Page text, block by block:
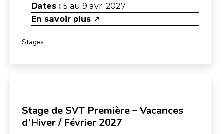
Dates : 5 au 9 avr. 2027
En savoir plus ↗
Catégorisé
Stages
Stage de SVT Première – Vacances
d’Hiver / Février 2027